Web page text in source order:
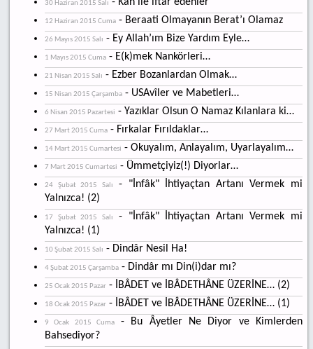
30 Haziran 2015 Salı
12 Haziran 2015 Cuma - Beraati Olmayanın Berat’ı Olamaz
26 Mayıs 2015 Salı - Ey Allah’ım Bize Yardım Eyle…
1 Mayıs 2015 Cuma - E(k)mek Nankörleri…
21 Nisan 2015 Salı - Ezber Bozanlardan Olmak…
15 Nisan 2015 Çarşamba - USAvîler ve Mabetleri…
6 Nisan 2015 Pazartesi - Yazıklar Olsun O Namaz Kılanlara ki…
27 Mart 2015 Cuma - Fırkalar Fırıldaklar…
14 Mart 2015 Cumartesi - Okuyalım, Anlayalım, Uyarlayalım…
7 Mart 2015 Cumartesi - Ümmetçiyiz(!) Diyorlar…
24 Şubat 2015 Salı
- "İnfâk" İhtiyaçtan Artanı Vermek mi
Yalnızca! (2)
17 Şubat 2015 Salı
- "İnfâk" İhtiyaçtan Artanı Vermek mi
Yalnızca! (1)
10 Şubat 2015 Salı - Dindâr Nesil Ha!
4 Şubat 2015 Çarşamba - Dindâr mı Din(i)dar mı?
25 Ocak 2015 Pazar - İBÂDET ve İBÂDETHÂNE ÜZERİNE… (2)
18 Ocak 2015 Pazar - İBÂDET ve İBÂDETHÂNE ÜZERİNE… (1)
9 Ocak 2015 Cuma- Bu Âyetler Ne Diyor ve Kimlerden
Bahsediyor?